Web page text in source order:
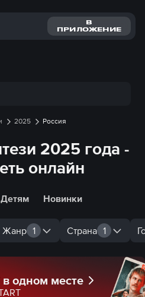
В
ПРИЛОЖЕНИЕ
2025 Россия
2025 года -
онлайн
Детям Новинки
Жанр 1 Страна 1
в одном месте